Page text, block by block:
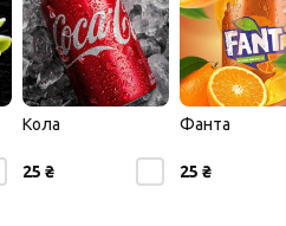
Кола
25 ₴
Фанта
25 ₴